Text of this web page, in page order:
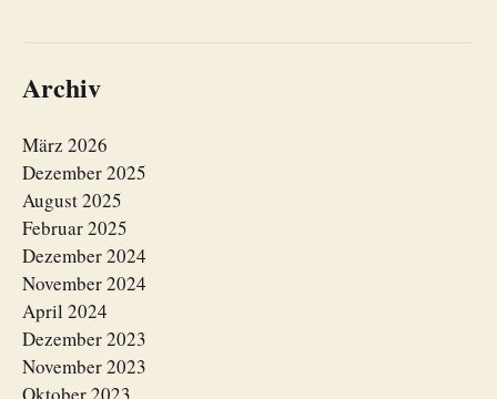
Archiv
März 2026
Dezember 2025
August 2025
Februar 2025
Dezember 2024
November 2024
April 2024
Dezember 2023
November 2023